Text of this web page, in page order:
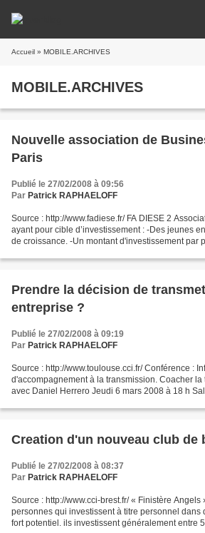
Accueil » MOBILE.ARCHIVES
MOBILE.ARCHIVES
Nouvelle association de
Paris
Publié le 27/02/2008 à 09:56
Par Patrick RAPHAELOFF
Source : http://www.fadiese.fr/ FA DIESE 2
ayant pour cible d’investissement : -Des jeunes
de croissance. -Un montant d'investissement par
Prendre la décision de
entreprise ?
Publié le 27/02/2008 à 09:19
Par Patrick RAPHAELOFF
Source : http://www.toulouse.cci.fr/ Conférence :
d'accompagnement à la transmission. Coacher la
avec Daniel Herrero Jeudi 6 mars 2008 à 18 h
Creation d'un nouveau club de
Publié le 27/02/2008 à 08:37
Par Patrick RAPHAELOFF
Source : http://www.cci-brest.fr/ « Finistère
personnes qui investissent à titre personnel dans
fort potentiel. ils investissent généralement entre